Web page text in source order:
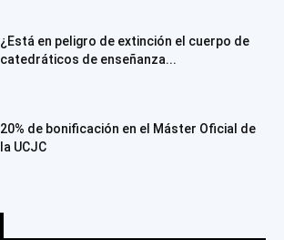
¿Está en peligro de extinción el cuerpo de
catedráticos de enseñanza...
20% de bonificación en el Máster Oficial de
la UCJC